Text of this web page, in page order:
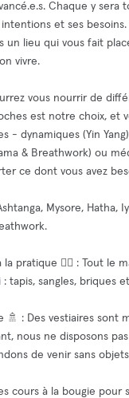
Chaque y sera
intentions et ses
un lieu qui vous fait
vivre.
vous nourrir de
est notre choix, et
- dynamiques (Yin
& Breathwork) ou
ce dont vous avez
Mysore, Hatha,
la pratique 🧘‍♀️ : Tout le
tapis, sangles, briques
🚿 : Des vestiaires sont
nous ne disposons
de venir sans
cours à la bougie pour